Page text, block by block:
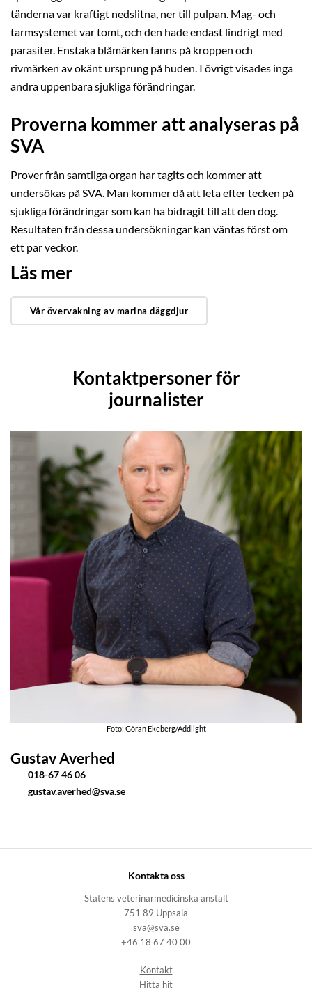
tänderna var kraftigt nedslitna, ner till pulpan. Mag- och
tarmsystemet var tomt, och den hade endast lindrigt med
parasiter. Enstaka blåmärken fanns på kroppen och
rivmärken av okänt ursprung på huden. I övrigt visades inga
andra uppenbara sjukliga förändringar.
Proverna kommer att analyseras på
SVA
Prover från samtliga organ har tagits och kommer att
undersökas på SVA. Man kommer då att leta efter tecken på
sjukliga förändringar som kan ha bidragit till att den dog.
Resultaten från dessa undersökningar kan väntas först om
ett par veckor.
Läs mer
Vår övervakning av marina däggdjur
Kontaktpersoner för
journalister
Foto: Göran Ekeberg/Addlight
Gustav Averhed
018-67 46 06
gustav.averhed@sva.se
Kontakta oss
Statens veterinärmedicinska anstalt
751 89 Uppsala
sva@sva.se
+46 18 67 40 00
Kontakt
Hitta hit